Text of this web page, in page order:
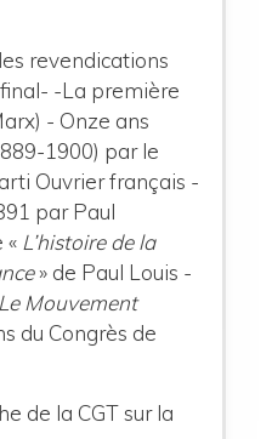
revendications
-La première
- Onze ans
1900) par le
Ouvrier français -
par Paul
« L’histoire de la
» de Paul Louis -
Le Mouvement
du Congrès de
de la CGT sur la